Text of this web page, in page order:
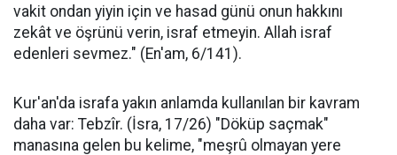
vakit ondan yiyin için ve hasad günü onun hakkını
zekât ve öşrünü verin, israf etmeyin. Allah israf
edenleri sevmez." (En'am, 6/141).
Kur'an'da israfa yakın anlamda kullanılan bir kavram
daha var: Tebzîr. (İsra, 17/26) "Döküp saçmak"
manasına gelen bu kelime, "meşrû olmayan yere